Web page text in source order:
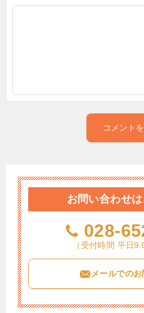
お問い合わせ
028-
（受付時間 平日
メールでの